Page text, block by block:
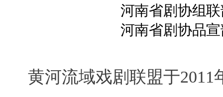
河南省剧协组
河南省剧协品
黄河流域戏剧联盟于